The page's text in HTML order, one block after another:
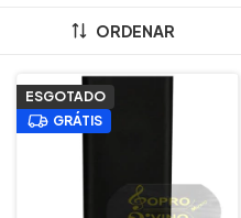
ORDENAR
ESGOTADO
GRÁTIS